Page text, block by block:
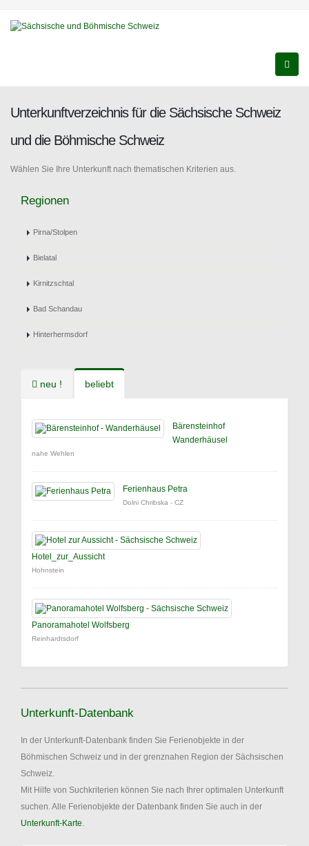
Unterkunftverzeichnis für die Sächsische Schweiz
und die Böhmische Schweiz
Wählen Sie Ihre Unterkunft nach thematischen Kriterien aus.
Regionen
Pirna/Stolpen
Bielatal
Kirnitzschtal
Bad Schandau
Hinterhermsdorf
neu ! beliebt
Bärensteinhof
Wanderhäusel
nahe Wehlen
Ferienhaus Petra
Dolni Chribska - CZ
Hotel_zur_Aussicht
Hohnstein
Panoramahotel Wolfsberg
Reinhardtsdorf
Unterkunft-Datenbank
In der Unterkunft-Datenbank finden Sie Ferienobjekte in der
Böhmischen Schweiz und in der grenznahen Region der Sächsischen
Schweiz.
Mit Hilfe von Suchkriterien können Sie nach Ihrer optimalen Unterkunft
suchen. Alle Ferienobjekte der Datenbank finden Sie auch in der
Unterkunft-Karte